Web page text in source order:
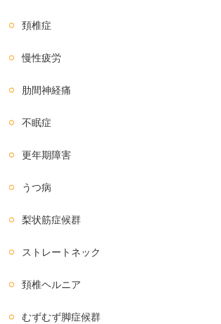
頚椎症
慢性疲労
肋間神経痛
不眠症
更年期障害
うつ病
梨状筋症候群
ストレートネック
頚椎ヘルニア
むずむず脚症候群